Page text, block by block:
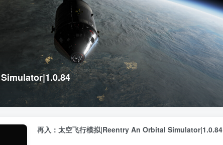
再入：太空飞行模拟|Reentry An Orbital Simulator|1.0.84